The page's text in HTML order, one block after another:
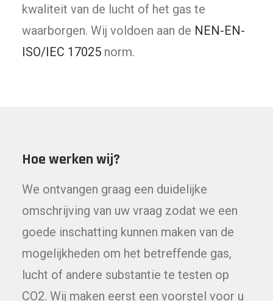
kwaliteit van de lucht of het gas te
waarborgen. Wij voldoen aan de NEN-EN-
ISO/IEC 17025 norm.
Hoe werken wij?
We ontvangen graag een duidelijke
omschrijving van uw vraag zodat we een
goede inschatting kunnen maken van de
mogelijkheden om het betreffende gas,
lucht of andere substantie te testen op
CO2. Wij maken eerst een voorstel voor u